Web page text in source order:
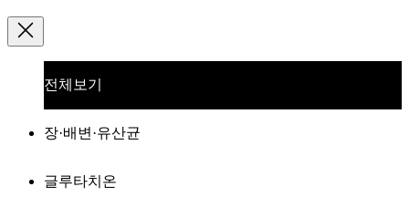
전체보기
장·배변·유산균
글루타치온